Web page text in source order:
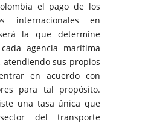
el pago de los
internacionales en
la que determine
agencia marítima
atendiendo sus propios
en acuerdo con
para tal propósito.
una tasa única que
del transporte